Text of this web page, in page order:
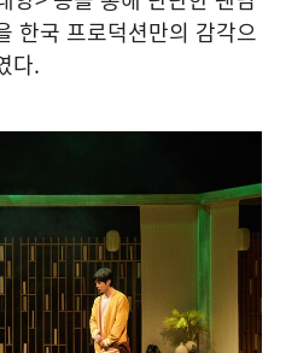
한국 프로덕션만의 감각으
다.